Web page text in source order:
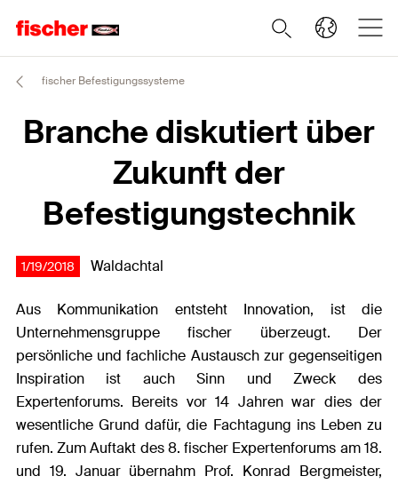
fischer Befestigungssysteme
Branche diskutiert über
Zukunft der
Befestigungstechnik
1/19/2018 Waldachtal
Aus Kommunikation entsteht Innovation, ist die
Unternehmensgruppe fischer überzeugt. Der
persönliche und fachliche Austausch zur gegenseitigen
Inspiration ist auch Sinn und Zweck des
Expertenforums. Bereits vor 14 Jahren war dies der
wesentliche Grund dafür, die Fachtagung ins Leben zu
rufen. Zum Auftakt des 8. fischer Expertenforums am 18.
und 19. Januar übernahm Prof. Konrad Bergmeister,